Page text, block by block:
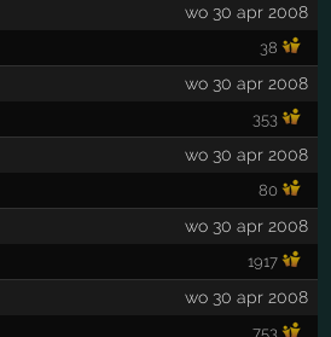
wo 30 apr 2008
38
wo 30 apr 2008
353
wo 30 apr 2008
80
wo 30 apr 2008
1917
wo 30 apr 2008
753